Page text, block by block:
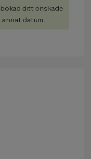
ditt önskade
annat datum.